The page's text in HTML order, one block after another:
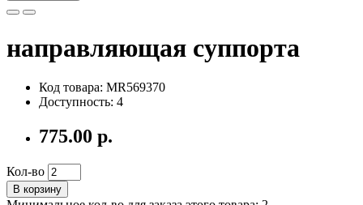
направляющая суппорта
Код товара: MR569370
Доступность: 4
775.00 р.
Кол-во
В корзину